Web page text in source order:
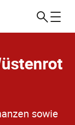
sowie